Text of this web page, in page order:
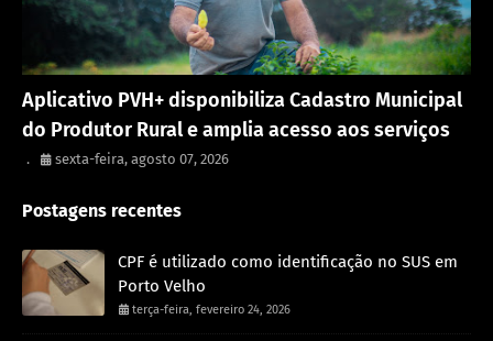
Aplicativo PVH+ disponibiliza Cadastro Municipal
do Produtor Rural e amplia acesso aos serviços
. sexta-feira, agosto 07, 2026
Postagens recentes
CPF é utilizado como identificação no SUS em
Porto Velho
terça-feira, fevereiro 24, 2026